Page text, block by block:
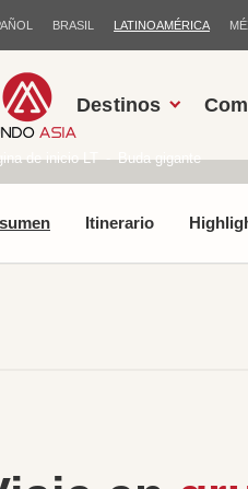
BRASIL LATINOAMÉRICA
Destinos
de inicio LT Buda gigante
Itinerario